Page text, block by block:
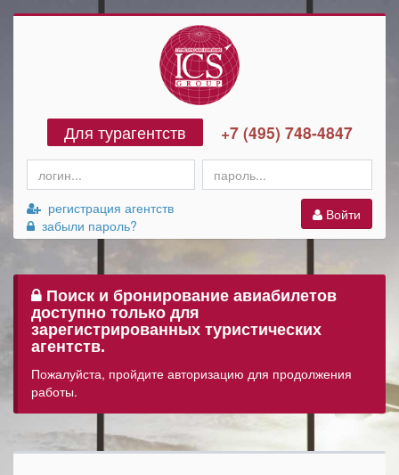
Для турагентств +7 (495) 748-4847
регистрация агентств
забыли пароль?
Войти
Поиск и бронирование авиабилетов
доступно только для
зарегистрированных туристических
агентств.
Пожалуйста, пройдите авторизацию для продолжения
работы.